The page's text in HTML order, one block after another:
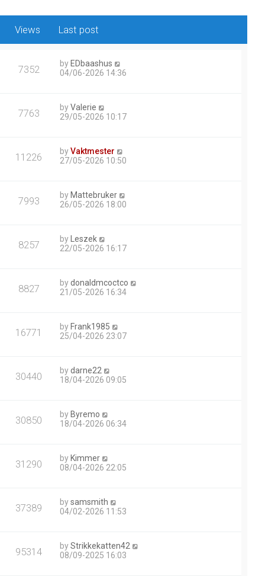
Views Last post
7352 by EDbaashus
04/06-2026 14:36
7763 byValerie
29/05-2026 10:17
11226 byVaktmester
27/05-2026 10:50
7993 by Mattebruker
26/05-2026 18:00
8257 by
Leszek
22/05-2026 16:17
8827 bydonaldmcoctco
21/05-2026 16:34
16771 by Frank1985
25/04-2026 23:07
30440 bydarne22
18/04-2026 09:05
30850 by Byremo
18/04-2026 06:34
31290 by Kimmer
08/04-2026 22:05
37389 bysamsmith
04/02-2026 11:53
95314 byStrikkekatten42
08/09-2025 16:03